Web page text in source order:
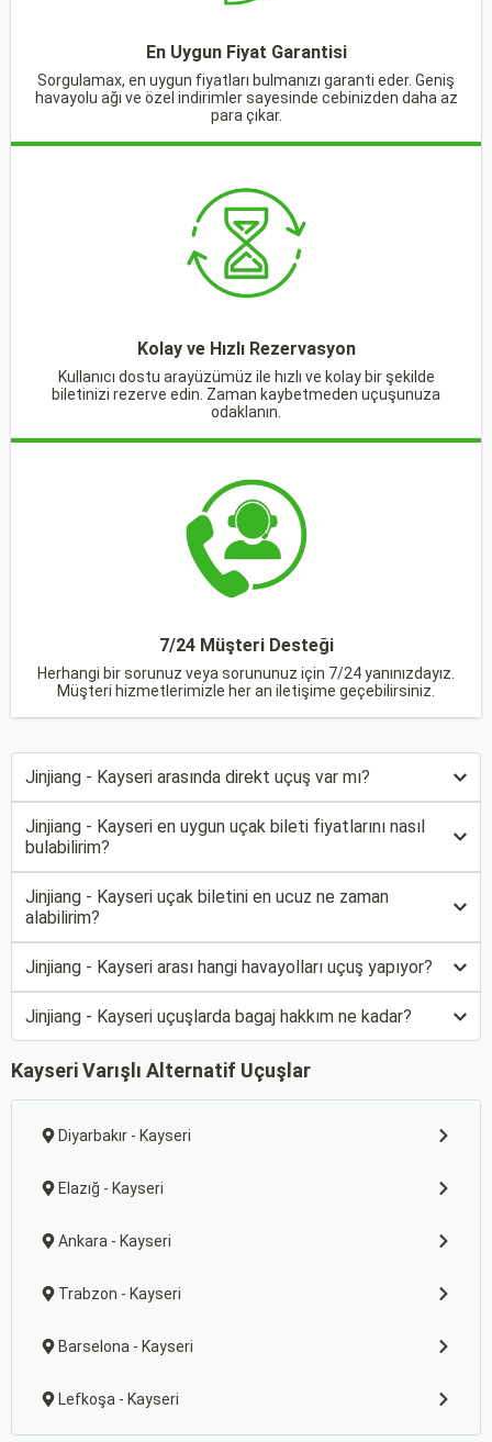
En Uygun Fiyat Garantisi
Sorgulamax, en uygun fiyatları bulmanızı garanti eder. Geniş
havayolu ağı ve özel indirimler sayesinde cebinizden daha az
para çıkar.
Kolay ve Hızlı Rezervasyon
Kullanıcı dostu arayüzümüz ile hızlı ve kolay bir şekilde
biletinizi rezerve edin. Zaman kaybetmeden uçuşunuza
odaklanın.
7/24 Müşteri Desteği
Herhangi bir sorunuz veya sorununuz için 7/24 yanınızdayız.
Müşteri hizmetlerimizle her an iletişime geçebilirsiniz.
Jinjiang - Kayseri arasında direkt uçuş var mı?
Jinjiang - Kayseri en uygun uçak bileti fiyatlarını nasıl
bulabilirim?
Jinjiang - Kayseri uçak biletini en ucuz ne zaman
alabilirim?
Jinjiang - Kayseri arası hangi havayolları uçuş yapıyor?
Jinjiang - Kayseri uçuşlarda bagaj hakkım ne kadar?
Kayseri Varışlı Alternatif Uçuşlar
Diyarbakır - Kayseri
Elazığ - Kayseri
Ankara - Kayseri
Trabzon - Kayseri
Barselona - Kayseri
Lefkoşa - Kayseri